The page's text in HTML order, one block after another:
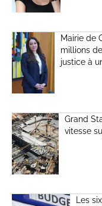
Mairie de
millions
justice à
Grand
vitesse
Les